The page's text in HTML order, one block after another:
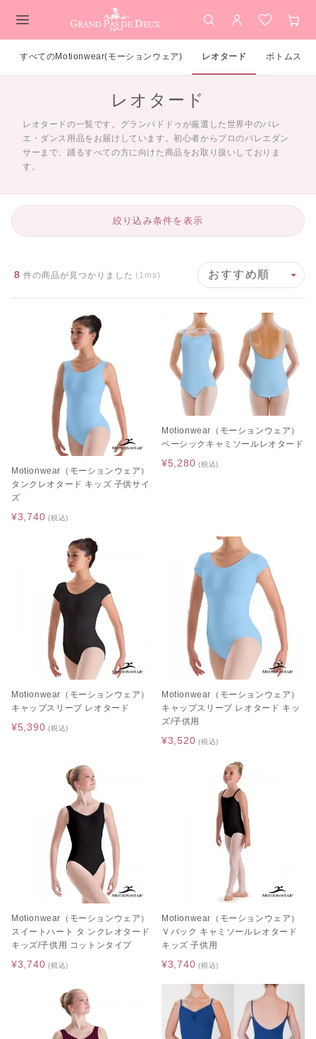
検索 アカウント
お気に入
カ
すべてのMotionwear(モーションウェア) レオタード ボトムス
レオタード
レオタードの一覧です。グランパドドゥが厳選した世界中のバレ
エ・ダンス用品をお届けしています。初心者からプロのバレエダン
サーまで、踊るすべての方に向けた商品をお取り扱いしておりま
す。
絞り込み条件を表示
8 件の商品が見つかりました (1ms)
Motionwear（モーションウェア）
タンクレオタード キッズ 子供サイ
ズ
¥3,740 (税込)
Motionwear（モーションウェア）
ベーシックキャミソールレオタード
¥5,280 (税込)
Motionwear（モーションウェア）
キャップスリーブ レオタード
¥5,390 (税込)
Motionwear（モーションウェア）
キャップスリーブ レオタード キッ
ズ/子供用
¥3,520 (税込)
Motionwear（モーションウェア）
スイートハート タ ンクレオタード
キッズ/子供用 コットンタイプ
¥3,740 (税込)
Motionwear（モーションウェア）
Ｖバック キャミソールレオタード
キッズ 子供用
¥3,740 (税込)